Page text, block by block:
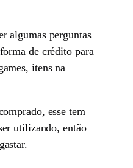
algumas perguntas
de crédito para
itens na
esse tem
utilizando, então